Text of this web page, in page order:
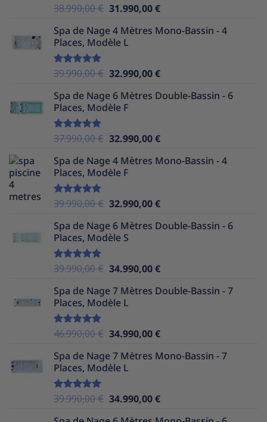
Note5.00
38.990,00€ Le
initial
était :
31.990,00€Le
actuel
Spa de Nage 4 Mètres Mono-Bassin - 4
Places, Modèle L
Note5.00
39.990,00€ Le
initial
était :
32.990,00€Le
actuel
Spa de Nage 6 Mètres Double-Bassin - 6
Places, Modèle F
Note5.00
37.990,00€ Le
initial
était :
32.990,00€Le
actuel
Spa de Nage 4 Mètres Mono-Bassin - 4
Places, Modèle F
Note5.00
39.990,00€ Le
initial
était :
32.990,00€Le
actuel
Spa de Nage 6 Mètres Double-Bassin - 6
Places, Modèle S
Note5.00
39.990,00€ Le
initial
était :
34.990,00€Le
actuel
Spa de Nage 7 Mètres Double-Bassin - 7
Places, Modèle L
Note5.00
46.990,00€ Le
initial
était :
34.990,00€Le
actuel
Spa de Nage 7 Mètres Mono-Bassin - 7
Places, Modèle L
Note5.00
39.990,00€ Le
34.990,00€Le